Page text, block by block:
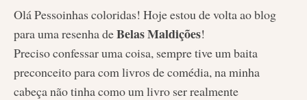
Olá Pessoinhas coloridas! Hoje estou de volta ao blog
para uma resenha deBelas Maldições!
Preciso confessar uma coisa, sempre tive um baita
preconceito para com livros de comédia, na minha
cabeça não tinha como um livro ser realmente